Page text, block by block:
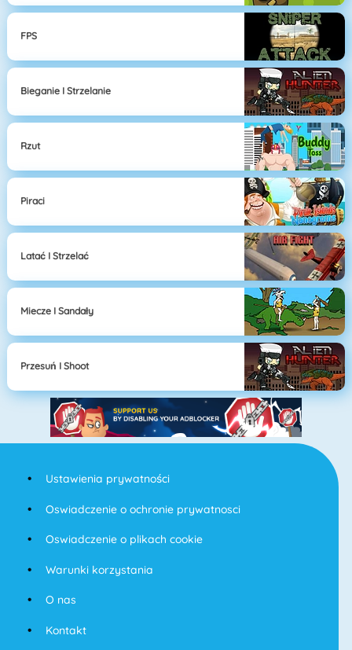
FPS
Bieganie I Strzelanie
Rzut
Piraci
Latać I Strzelać
Miecze I Sandały
Przesuń I Shoot
Ustawienia prywatności
Oswiadczenie o ochronie prywatnosci
Oswiadczenie o plikach cookie
Warunki korzystania
O nas
Kontakt